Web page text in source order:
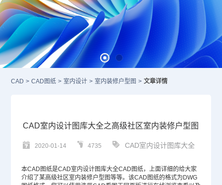
CAD > CAD图纸 > 室内设计 > 室内装修户型图 > 文章详情
CAD室内设计图库大全之高级社区室内装修户型图
2020-01-14 4735 CAD室内设计图库大全
本CAD图纸是CAD室内设计图库大全CAD 图纸，上面详细的给大家
介绍了某高级社区室内装修户型图等等。该CAD图纸的格式为 DWG